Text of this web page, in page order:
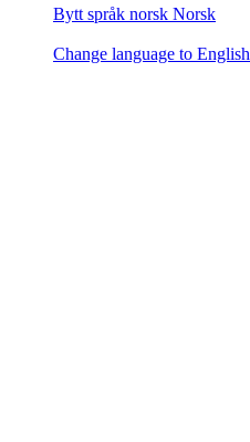
Bytt språk norsk Norsk
Change language to English